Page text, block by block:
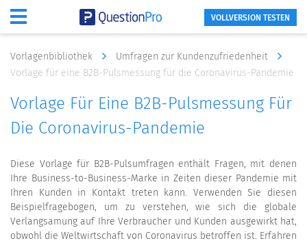
VOLLVERSION TESTEN
Vorlagenbibliothek
Umfragen zur Kundenzufriedenheit
Vorlage für eine B2B-Pulsmessung für die Coronavirus-Pandemie
Vorlage Für Eine B2B-Pulsmessung Für
Die Coronavirus-Pandemie
Diese Vorlage für B2B-Pulsumfragen enthält Fragen, mit denen
Ihre Business-to-Business-Marke in Zeiten dieser Pandemie mit
Ihren Kunden in Kontakt treten kann. Verwenden Sie diesen
Beispielfragebogen, um zu verstehen, wie sich die globale
Verlangsamung auf Ihre Verbraucher und Kunden ausgewirkt hat,
obwohl die Weltwirtschaft von Coronavirus betroffen ist. Erfahren